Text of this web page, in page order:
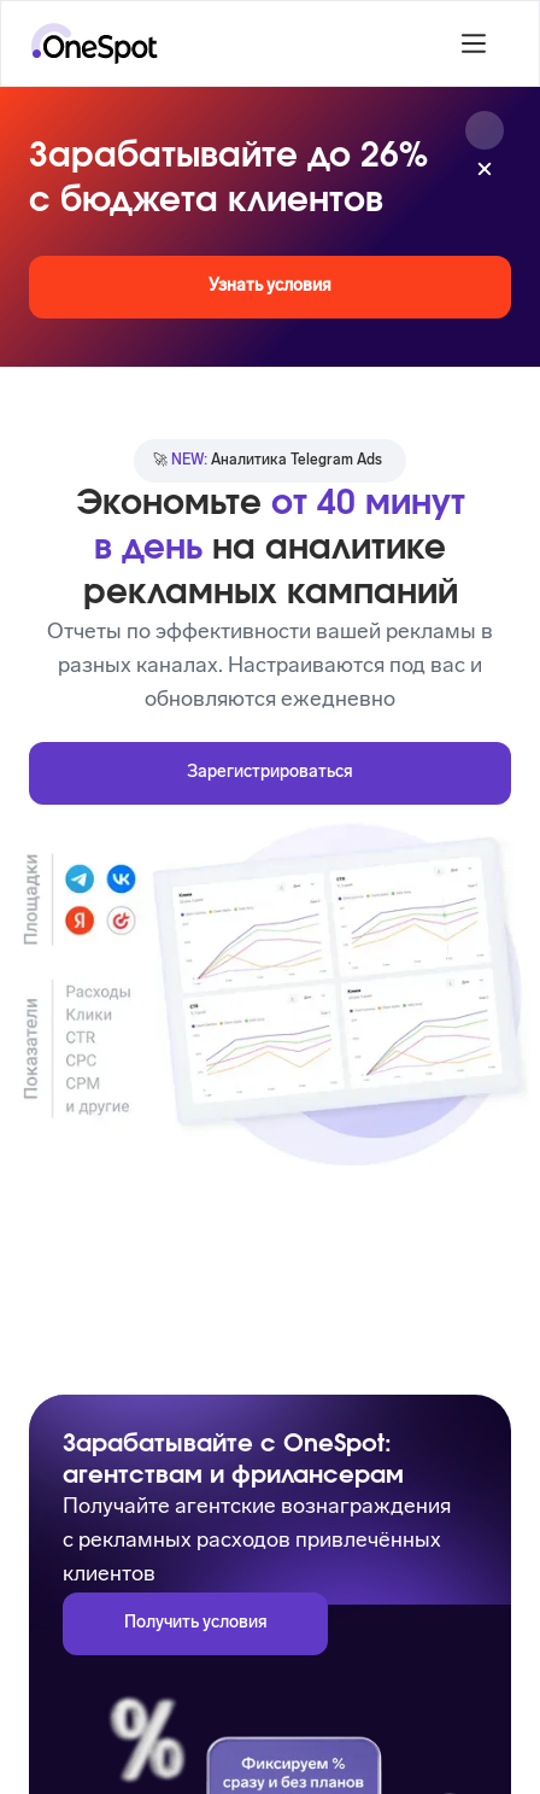
Зарабатывайте до 26%
с бюджета клиентов
Узнать условия
🚀 NEW: Аналитика Telegram Ads
Экономьте от 40 минут
в день на аналитике
рекламных кампаний
Отчеты по эффективности вашей рекламы в
разных каналах. Настраиваются под вас и
обновляются ежедневно
Зарегистрироваться
Зарабатывайте с OneSpot:
агентствам и фрилансерам
Получайте агентские вознаграждения
с рекламных расходов привлечённых
клиентов
Получить условия